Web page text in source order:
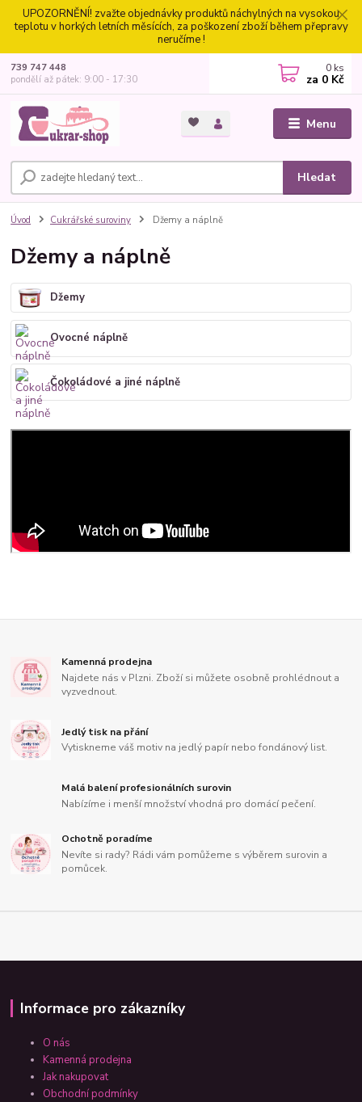
UPOZORNĚNÍ! zvažte objednávky produktů náchylných na vysokou
teplotu v horkých letních měsících, za poškození zboží během přepravy
neručíme !
Menu
Hledat
739 747 448
pondělí až pátek: 9:00 - 17:30
0 ks
za 0 Kč
Úvod Cukrářské suroviny Džemy a náplně
Džemy a náplně
Džemy
Ovocné náplně
Čokoládové a jiné náplně
Kamenná prodejna
Najdete nás v Plzni. Zboží si můžete osobně prohlédnout a
vyzvednout.
Jedlý tisk na přání
Vytiskneme váš motiv na jedlý papír nebo fondánový list.
Malá balení profesionálních surovin
Nabízíme i menší množství vhodná pro domácí pečení.
Ochotně poradíme
Nevíte si rady? Rádi vám pomůžeme s výběrem surovin a
pomůcek.
Informace pro zákazníky
O nás
Kamenná prodejna
Jak nakupovat
Obchodní podmínky